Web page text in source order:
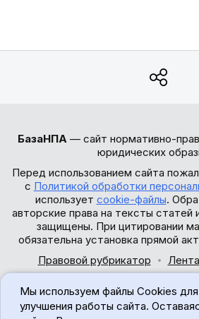
БазаНПА — сайт нормативно-
юридических
Перед использованием сайта
с Политикой обработки
использует cookie-файлы.
авторские права на тексты
защищены. При цитировании
обязательна установка прямой
Правовой рубрикатор
© 2017-2026
Мы используем файлы Cookies для
улучшения работы сайта.